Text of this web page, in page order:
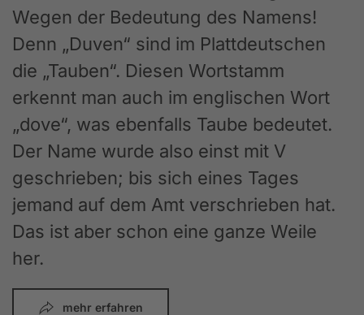
Wegen der Bedeutung des Namens!
Denn „Duven“ sind im Plattdeutschen
die „Tauben“. Diesen Wortstamm
erkennt man auch im englischen Wort
„dove“, was ebenfalls Taube bedeutet.
Der Name wurde also einst mit V
geschrieben; bis sich eines Tages
jemand auf dem Amt verschrieben hat.
Das ist aber schon eine ganze Weile
her.
mehr erfahren